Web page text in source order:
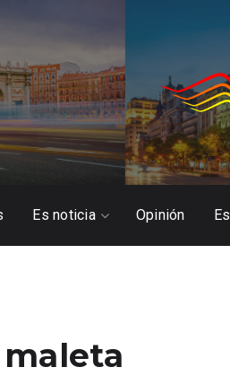
Es noticia Opinión
maleta